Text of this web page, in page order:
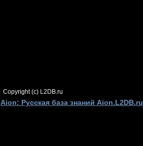
Copyright (c) L2DB.ru
Aion: Русская база знаний Aion.L2DB.ru